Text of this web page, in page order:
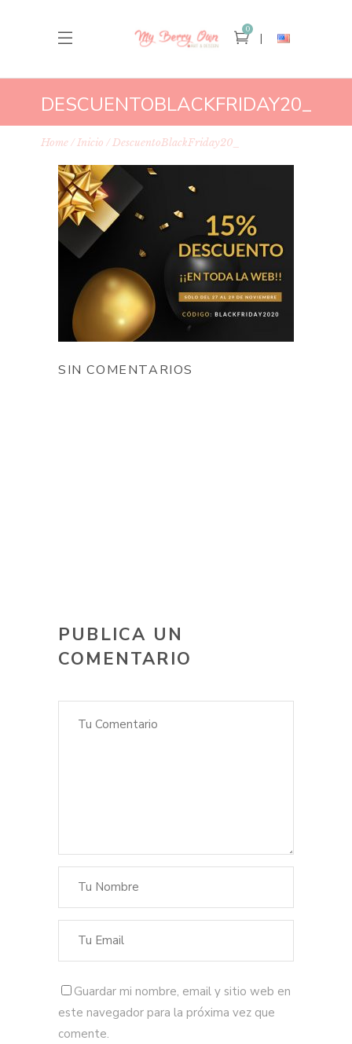
0
DESCUENTOBLACKFRIDAY20_
Home Inicio DescuentoBlackFriday20_
SIN COMENTARIOS
PUBLICA UN
COMENTARIO
Guardar mi nombre, email y sitio web en
este navegador para la próxima vez que
comente.